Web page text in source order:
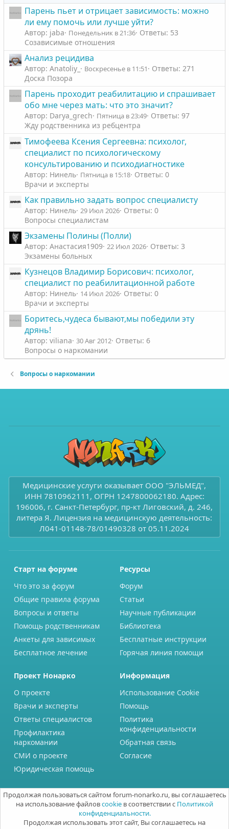
й
г
о
л
с
й
г
о
с
Парень пьет и отрицает зависимость: можно
ли ему помочь или лучше уйти?
Автор: jaba Понедельник в 21:36 Ответы: 53
Созависимые отношения
Анализ рецидива
Автор: Anatoliy_ Воскресенье в 11:51
Ответы: 271
Доска Позора
Парень проходит реабилитацию и спрашивает
обо мне через мать: что это значит?
Автор: Darya_grech Пятница в 23:49 Ответы: 97
Жду родственника из ребцентра
Тимофеева Ксения Сергеевна: психолог,
специалист по психологическому
консультированию и психодиагностике
Автор: Нинель Пятница в 15:18 Ответы: 0
Врачи и эксперты
Как правильно задать вопрос специалисту
Автор: Нинель 29 Июл 2026 Ответы: 0
Вопросы специалистам
Экзамены Полины (Полли)
Автор: Анастасия1909 22 Июл 2026 Ответы: 3
Экзамены больных
Кузнецов Владимир Борисович: психолог,
специалист по реабилитационной работе
Автор: Нинель 14 Июл 2026 Ответы: 0
Врачи и эксперты
Боритесь,чудеса бывают,мы победили эту
дрянь!
Автор: viliana 30 Авг 2012 Ответы: 6
Вопросы о наркомании
Вопросы о наркомании
Медицинские услуги оказывает ООО "ЭЛЬМЕД",
ИНН 7810962111, ОГРН 1247800062180. Адрес:
196006, г. Санкт-Петербург, пр-кт Лиговский, д. 246,
литера Я. Лицензия на медицинскую деятельность:
Л041-01148-78/01490328 от 05.11.2024
Старт на форуме
Что это за форум
Общие правила форума
Вопросы и ответы
Помощь родственникам
Анкеты для зависимых
Бесплатное лечение
Ресурсы
Форум
Статьи
Научные публикации
Библиотека
Бесплатные инструкции
Горячая линия помощи
Проект Нонарко
О проекте
Врачи и эксперты
Ответы специалистов
Профилактика
наркомании
СМИ о проекте
Юридическая помощь
Информация
Использование Cookie
Помощь
Политика
конфиденциальности
Обратная связь
Согласие
Продолжая пользоваться сайтом forum-nonarko.ru, вы соглашаетесь
на использование файловcookie в соответствии с Политикой
конфиденциальности.
Продолжая использовать этот сайт, Вы соглашаетесь на